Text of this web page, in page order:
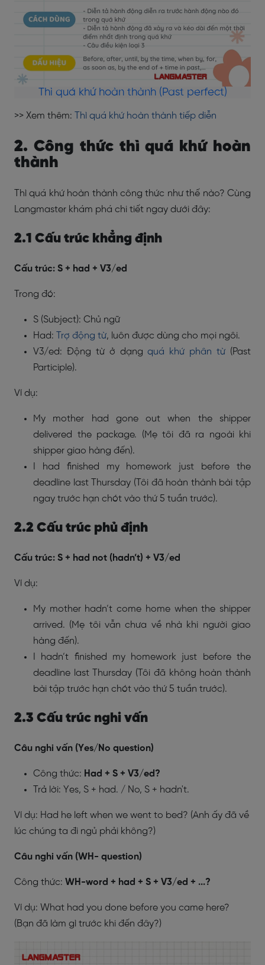
Thì quá khứ hoàn thành (Past perfect)
>> Xem thêm: Thì quá khứ hoàn thành tiếp diễn
2. Công thức thì quá khứ hoàn
thành
Thì quá khứ hoàn thành công thức như thế nào? Cùng
Langmaster khám phá chi tiết ngay dưới đây:
2.1 Cấu trúc khẳng định
Cấu trúc: S + had + V3/ed
Trong đó:
S (Subject): Chủ ngữ
Had:
Trợ động từ, luôn được dùng cho mọi ngôi.
V3/ed: Động từ ở dạngquá khứ phân từ (Past
Participle).
Ví dụ:
My mother had gone out when the shipper
delivered the package. (Mẹ tôi đã ra ngoài khi
shipper giao hàng đến).
I had finished my homework just before the
deadline last Thursday (Tôi đã hoàn thành bài tập
ngay trước hạn chót vào thứ 5 tuần trước).
2.2 Cấu trúc phủ định
Cấu trúc: S + had not (hadn’t) + V3/ed
Ví dụ:
My mother hadn’t come home when the shipper
arrived. (Mẹ tôi vẫn chưa về nhà khi người giao
hàng đến).
I hadn’t finished my homework just before the
deadline last Thursday (Tôi đã không hoàn thành
bài tập trước hạn chót vào thứ 5 tuần trước).
2.3 Cấu trúc nghi vấn
Câu nghi vấn (Yes/No question)
Công thức: Had + S + V3/ed?
Trả lời: Yes, S + had. / No, S + hadn't.
Ví dụ: Had he left when we went to bed? (Anh ấy đã về
lúc chúng ta đi ngủ phải không?)
Câu nghi vấn (WH- question)
Công thức: WH-word + had + S + V3/ed + ...?
Ví dụ: What had you done before you came here?
(Bạn đã làm gì trước khi đến đây?)